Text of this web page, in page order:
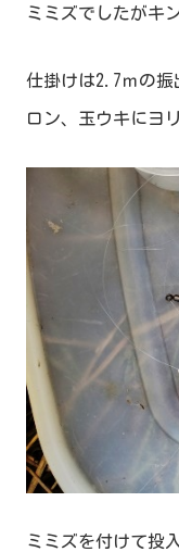
ミミズでしたがキ
仕掛けは2.7ｍの振
ロン、玉ウキにヨ
ミミズを付けて投